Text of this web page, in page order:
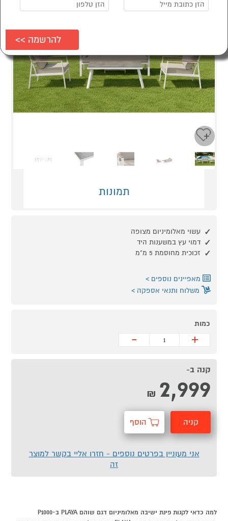
תמונות
עשוי מאלומיניום מצופה
דמוי עץ במשענות היד
זכוכית מחוסמת 5 מ"מ
מאפיינים נוספים
משלוח ותנאי אספקה
כמות
+
-
קנה ב-
2,999
₪
קניה הוסף
אני מעוניין בפרטים נוספים - חזרו אליי בקשר למוצר
זה
למה כדאי לקנות פינת ישיבה מאלומיניום דגם שוהם PLAYA ב-P1000